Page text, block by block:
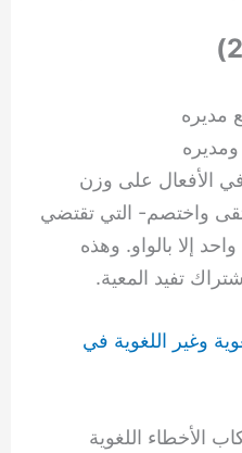
مديره
الأفعال على وزن
واختصم- التي تقتضي
إلا بالواو. وهذه
تفيد المعية.
وغير اللغوية في
الأخطاء اللغوية